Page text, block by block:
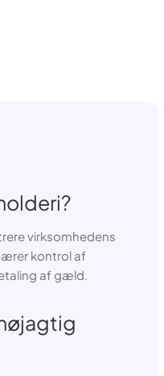
virksomhedens
kontrol af
af gæld.